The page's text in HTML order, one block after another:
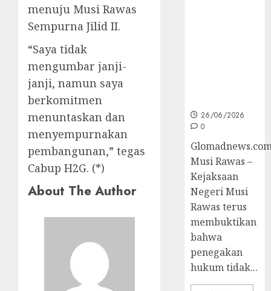
menuju Musi Rawas
Sempurna Jilid II.
“Saya tidak
mengumbar janji-
janji, namun saya
berkomitmen
menuntaskan dan
menyempurnakan
pembangunan,” tegas
Cabup H2G. (*)
About The Author
26/06/2026
0
Musi Rawas –
Kejaksaan
Negeri Musi
Rawas terus
membuktikan
bahwa
penegakan
hukum tidak...